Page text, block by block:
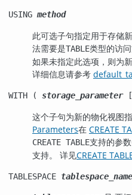
USINGmethod
此可选子句指定用于存储
法需要是TABLE类型的访
如果未指定此选项，则为
详细信息请参考
WITH ( storage_parameter
这个子句为新的物化视图
Parameters在 CREATE
CREATE TABLE支持的参数
支持。 详见CREATE
TABLESPACE tablespace_name